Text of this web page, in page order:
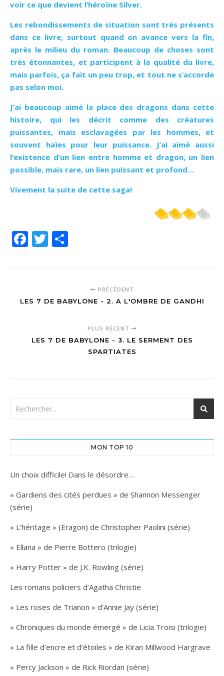
voir ce que devient l’héroïne Silver.
Les rebondissements de situation sont très présents
dans ce livre, surtout quand on avance vers la fin,
après le milieu du roman. Beaucoup de choses sont
très étonnantes, et participent à la qualité du livre,
mais parfois, ça fait un peu trop, et tout ne s’accorde
pas selon moi.
J’ai beaucoup aimé la place des dragons dans cette
histoire, qui les décrit comme des créatures
puissantes, mais esclavagées par les hommes, et
souvent haïes pour leur puissance. J’ai aimé aussi
l’existence d’un lien entre homme et dragon, un lien
possible, mais rare, un lien puissant et profond…
Vivement la suite de cette saga!
Facebook
Twitter
PRÉCÉDENT
LES 7 DE BABYLONE - 2. A L'OMBRE DE GANDHI
PLUS RÉCENT
LES 7 DE BABYLONE - 3. LE SERMENT DES
SPARTIATES
MON TOP 10
Un choix difficile! Dans le désordre…
« Gardiens des cités perdues » de Shannon Messenger
(série)
« L’héritage » (Eragon) de Christopher Paolini (série)
« Ellana » de Pierre Bottero (trilogie)
« Harry Potter » de J.K. Rowling (série)
Les romans policiers d’Agatha Christie
« Les roses de Trianon » d’Annie Jay (série)
« Chroniques du monde émergé » de Licia Troisi (trilogie)
« La fille d’encre et d’étoiles » de Kiran Millwood Hargrave
« Percy Jackson » de Rick Riordan (série)